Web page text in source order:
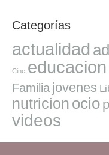
Categorías
actualidad
Cine educacion
Familia jovenes
nutricion ocio
videos